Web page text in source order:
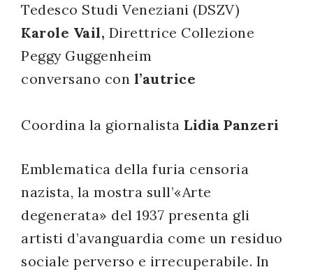
Tedesco Studi Veneziani (DSZV)
Karole Vail, Direttrice Collezione
Peggy Guggenheim
conversano con l’autrice
Coordina la giornalista Lidia Panzeri
Emblematica della furia censoria
nazista, la mostra sull’«Arte
degenerata» del 1937 presenta gli
artisti d’avanguardia come un residuo
sociale perverso e irrecuperabile. In